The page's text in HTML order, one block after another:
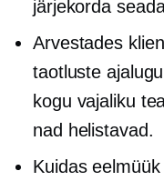
järjekorda
Arvestades
taotluste
kogu vajaliku
nad helistavad.
Kuidas